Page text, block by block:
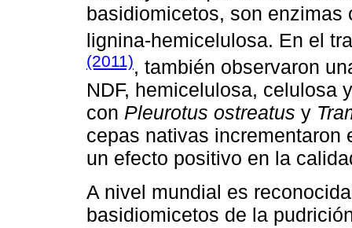
basidiomicetos, son
lignina-hemicelulosa. En el
(2011), también observaron
NDF, hemicelulosa, celulosa
con Pleurotus ostreatus y
cepas nativas incrementaron
un efecto positivo en la
A nivel mundial es
basidiomicetos de la